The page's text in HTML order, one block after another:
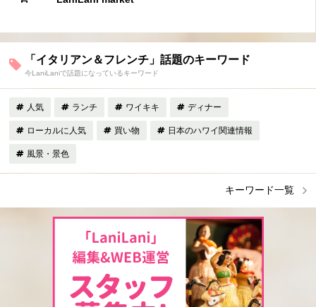
「イタリアン＆フレンチ」話題のキーワード
今LaniLaniで話題になっているキーワード
人気 ランチ ワイキキ ディナー
ローカルに人気 買い物 日本のハワイ関連情報
風景・景色
キーワード一覧